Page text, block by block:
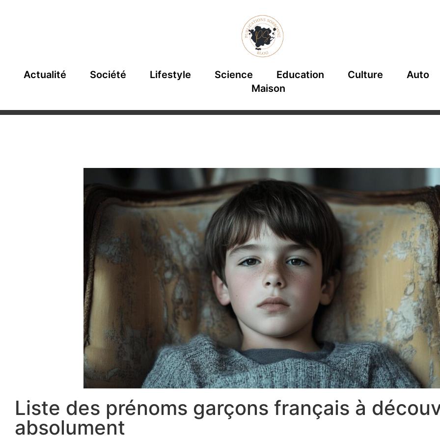
Actualité Société Lifestyle Science Education Culture
Auto
Maison
Liste des prénoms garçons français à
absolument